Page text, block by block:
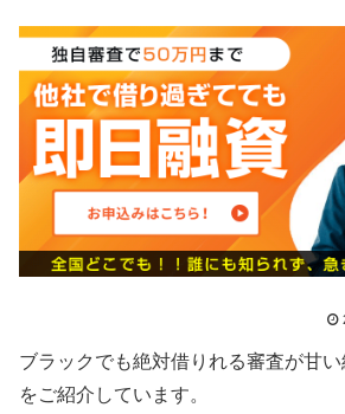
ブラックでも絶対借りれる審査が甘
をご紹介しています。